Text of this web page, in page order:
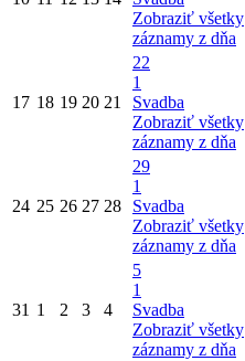
Zobraziť všetky
záznamy z dňa
17 18 19 20 21
22
1
Svadba
Zobraziť všetky
záznamy z dňa
24 25 26 27 28
29
1
Svadba
Zobraziť všetky
záznamy z dňa
31 1 2 3 4
5
1
Svadba
Zobraziť všetky
záznamy z dňa